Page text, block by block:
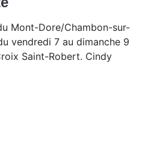
Mont-Dore/Chambon-sur-
vendredi 7 au dimanche 9
Saint-Robert. Cindy